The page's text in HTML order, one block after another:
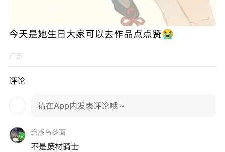
今天是她生日大家可以去作品点点赞😭
广东
评论
请在App内发表评论哦～
绝版乌冬面
不是废材骑士